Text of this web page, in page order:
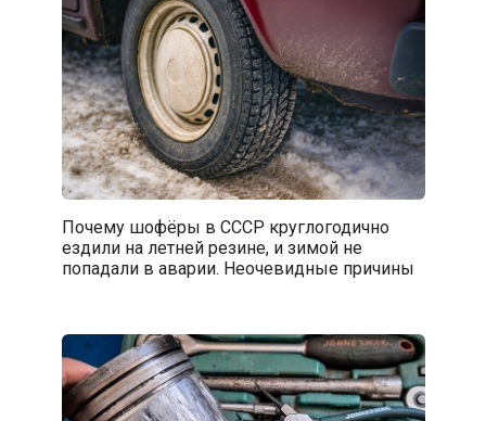
Почему шофёры в СССР круглогодично
ездили на летней резине, и зимой не
попадали в аварии. Неочевидные причины